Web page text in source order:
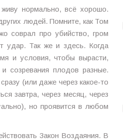
нормально, всё хорошо.
людей. Помните, как Том
соврал про убийство, гром
удар. Так же и здесь. Когда
и условия, чтобы вырасти,
созревания плодов разные.
(или даже через какое-то
завтра, через месяц, через
но проявится в любом
Закон Воздаяния. В